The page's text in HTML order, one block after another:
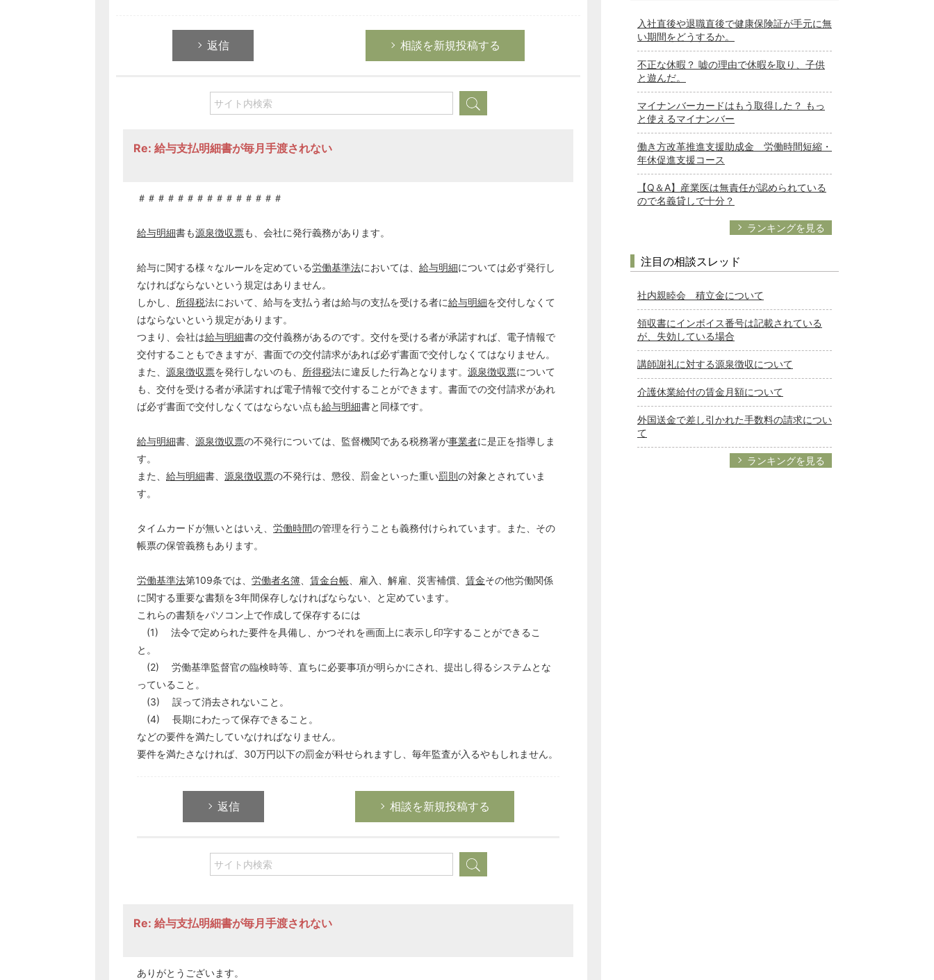
返信 相談を新規投稿する
Re: 給与支払明細書が毎月手渡されない
＃＃＃＃＃＃＃＃＃＃＃＃＃＃＃
給与明細書も源泉徴収票も、会社に発行義務があります。
給与に関する様々なルールを定めている労働基準法においては、 給与明細については必ず発行し
なければならないという規定はありません。
しかし、 所得税法において、給与を支払う者は給与の支払を受ける者に給与明細を交付しなくて
はならないという規定があります。
つまり、会社は給与明細書の交付義務があるのです。交付を受ける者が承諾すれば、電子情報で
交付することもできますが、書面での交付請求があれば必ず書面で交付しなくてはなりません。
また、 源泉徴収票を発行しないのも、 所得税法に違反した行為となります。 源泉徴収票について
も、交付を受ける者が承諾すれば電子情報で交付することができます。書面での交付請求があれ
ば必ず書面で交付しなくてはならない点も給与明細書と同様です。
給与明細書、 源泉徴収票の不発行については、監督機関である税務署が事業者に是正を指導しま
す。
また、 給与明細書、 源泉徴収票の不発行は、懲役、罰金といった重い罰則の対象とされていま
す。
タイムカードが無いとはいえ、 労働時間の管理を行うことも義務付けられています。また、その
帳票の保管義務もあります。
労働基準法第109条では、 労働者名簿 賃金台帳 、雇入、解雇、災害補償、 賃金その他労働関係
に関する重要な書類を3年間保存しなければならない、と定めています。
これらの書類をパソコン上で作成して保存するには
(1) 法令で定められた要件を具備し、かつそれを画面上に表示し印字することができるこ
と。
(2) 労働基準監督官の臨検時等、直ちに必要事項が明らかにされ、提出し得るシステムとな
っていること。
(3) 誤って消去されないこと。
(4) 長期にわたって保存できること。
などの要件を満たしていなければなりません。
要件を満たさなければ、30万円以下の罰金が科せられますし、毎年監査が入るやもしれません。
返信 相談を新規投稿する
Re: 給与支払明細書が毎月手渡されない
ありがとうございます。
どのカテゴリーに投稿しますか？
選択してください
税務経理
総務の給湯室
次へ
入社直後や退職直後で健康保険証が手元に無
い期間をどうするか。
不正な休暇？ 嘘の理由で休暇を取り、子供
と遊んだ。
マイナンバーカードはもう取得した？ もっ
と使えるマイナンバー
働き方改革推進支援助成金 労働時間短縮・
年休促進支援コース
【Q＆A】産業医は無責任が認められている
ので名義貸しで十分？
ランキングを見る
注目の相談スレッド
社内親睦会 積立金について
領収書にインボイス番号は記載されている
が、失効している場合
講師謝礼に対する源泉徴収について
介護休業給付の賃金月額について
外国送金で差し引かれた手数料の請求につい
て
ランキングを見る